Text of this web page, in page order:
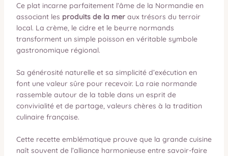
Ce plat incarne parfaitement l’âme de la Normandie en
associant les produits de la meraux trésors du terroir
local. La crème, le cidre et le beurre normands
transforment un simple poisson en véritable symbole
gastronomique régional.
Sa générosité naturelle et sa simplicité d’exécution en
font une valeur sûre pour recevoir. La raie normande
rassemble autour de la table dans un esprit de
convivialité et de partage, valeurs chères à la tradition
culinaire française.
Cette recette emblématique prouve que la grande cuisine
naît souvent de l’alliance harmonieuse entre savoir-faire